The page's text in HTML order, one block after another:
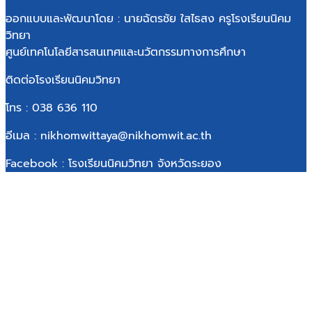
ออกแบบและพัฒนาโดย : นายฉัตรชัย ใสไธสง ครูโรงเรียนนิคม
วิทยา
ศูนย์เทคโนโลยีสารสนเทศและนวัตกรรมทางการศึกษา
ติดต่อโรงเรียนนิคมวิทยา
โทร : 038 636 110
อีเมล : nikhomwittaya@nikhomwit.ac.th
Facebook : โรงเรียนนิคมวิทยา จังหวัดระยอง